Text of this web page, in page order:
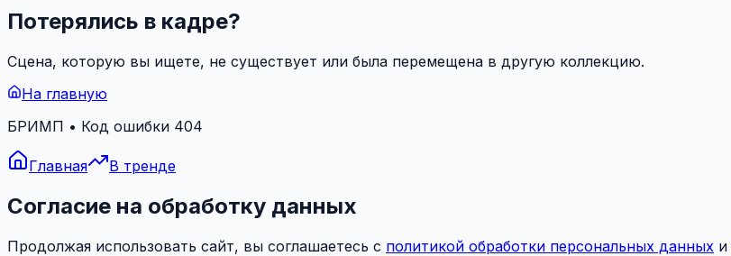
Потерялись в кадре?
Сцена, которую вы ищете, не существует или была перемещена в другую коллекцию.
На главную
БРИМП • Код ошибки 404
Главная В тренде
Согласие на обработку данных
Продолжая использовать сайт, вы соглашаетесь с политикой обработки персональных данных и